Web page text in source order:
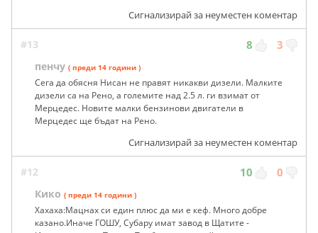
Сигнализирай за неуместен коментар
#13 8 3
пенчу ( преди 14 години )
Сега да обясня Нисан не правят никакви дизели. Малките
дизели са на Рено, а големите над 2.5 л. ги взимат от
Мерцедес. Новите малки бензинови двигатели в
Мерцедес ще бъдат на Рено.
Сигнализирай за неуместен коментар
#12 10 0
Кико ( преди 14 години )
Хахаха:Мацнах си един плюс да ми е кеф. Много добре
казано.Иначе ГОШУ, Субару имат завод в Щатите -